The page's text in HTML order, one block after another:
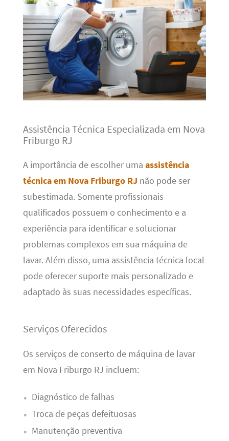
Assistência Técnica Especializada em Nova
Friburgo RJ
A importância de escolher uma assistência
técnica em Nova Friburgo RJ não pode ser
subestimada. Somente profissionais
qualificados possuem o conhecimento e a
experiência para identificar e solucionar
problemas complexos em sua máquina de
lavar. Além disso, uma assistência técnica local
pode oferecer suporte mais personalizado e
adaptado às suas necessidades específicas.
Serviços Oferecidos
Os serviços de conserto de máquina de lavar
em Nova Friburgo RJ incluem:
Diagnóstico de falhas
Troca de peças defeituosas
Manutenção preventiva